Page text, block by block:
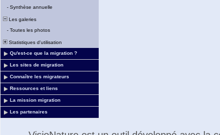
- Synthèse annuelle
Les galeries
- Toutes les photos
Statistiques d'utilisation
Qu'est-ce que la migration ?
Les sites de migration
Connaître les migrateurs
Ressources et liens
La mission migration
Les partenaires